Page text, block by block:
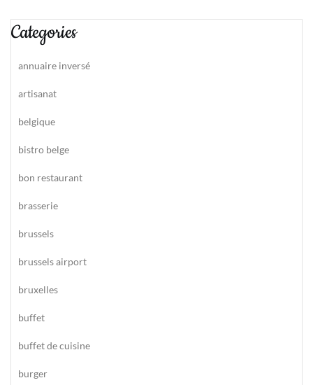
Categories
annuaire inversé
artisanat
belgique
bistro belge
bon restaurant
brasserie
brussels
brussels airport
bruxelles
buffet
buffet de cuisine
burger